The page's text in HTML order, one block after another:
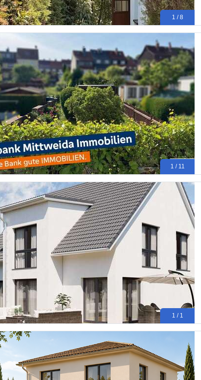
1 / 8
1 / 11
1 / 1